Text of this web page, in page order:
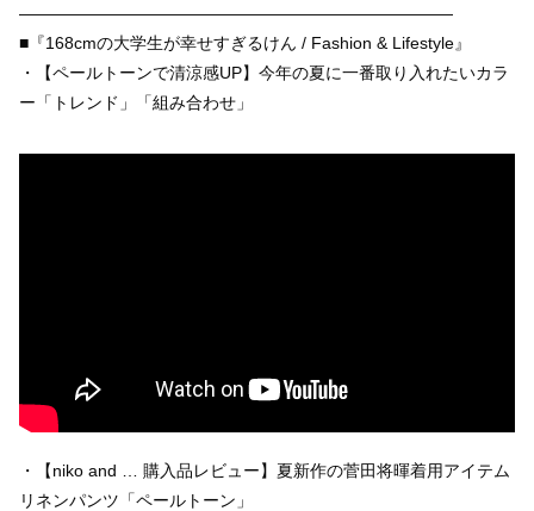
——————————————————————————
■『168cmの大学生が幸せすぎるけん / Fashion & Lifestyle』
・【ペールトーンで清涼感UP】今年の夏に一番取り入れたいカラ
ー「トレンド」「組み合わせ」
・【niko and … 購入品レビュー】夏新作の菅田将暉着用アイテム
リネンパンツ「ペールトーン」